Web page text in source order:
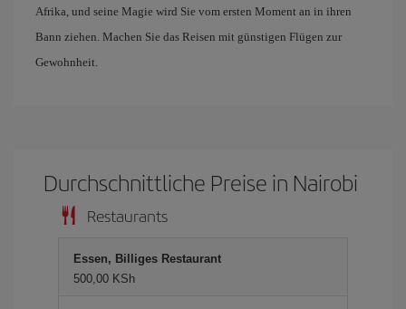
Afrika, und seine Magie wird Sie vom ersten Moment an in ihren
Bann ziehen. Machen Sie das Reisen mit günstigen Flügen zur
Gewohnheit.
Durchschnittliche Preise in Nairobi
Restaurants
Essen, Billiges Restaurant
500,00 KSh